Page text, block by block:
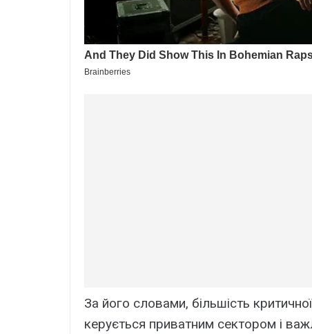
За його словами, більшість
керується приватним сектором і